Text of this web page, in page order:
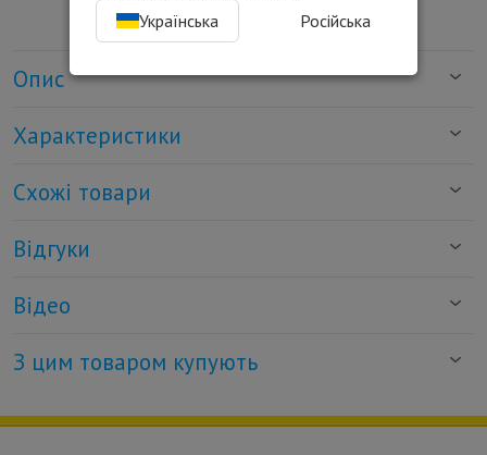
Опис
Характеристики
Схожі товари
Відгуки
Відео
З цим товаром купують
Українська
Російська